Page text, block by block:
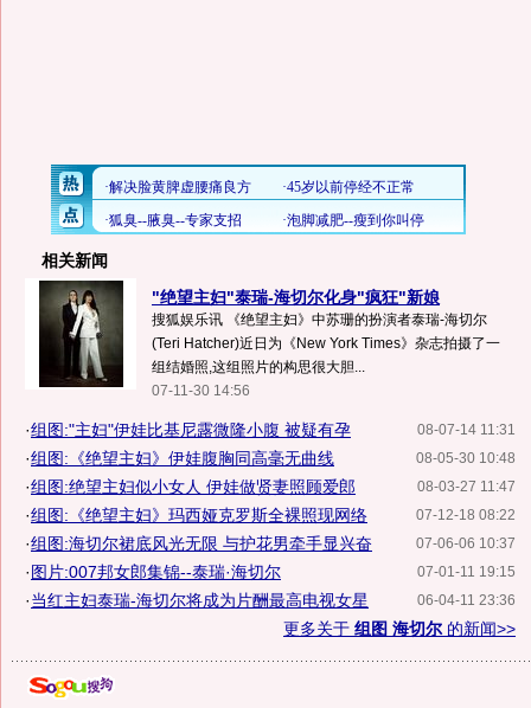
相关新闻
"绝望主妇"泰瑞-海切尔化身"疯狂"新娘
搜狐娱乐讯 《绝望主妇》中苏珊的扮演者泰瑞-海切尔
(Teri Hatcher)近日为《New York Times》杂志拍摄了一
组结婚照,这组照片的构思很大胆...
07-11-30 14:56
08-07-14 11:31
·组图:"主妇"伊娃比基尼露微隆小腹 被疑有孕
08-05-30 10:48
·组图:《绝望主妇》伊娃腹胸同高毫无曲线
08-03-27 11:47
·组图:绝望主妇似小女人 伊娃做贤妻照顾爱郎
07-12-18 08:22
·组图:《绝望主妇》玛西娅克罗斯全裸照现网络
07-06-06 10:37
·组图:海切尔裙底风光无限 与护花男牵手显兴奋
07-01-11 19:15
·图片:007邦女郎集锦--泰瑞·海切尔
06-04-11 23:36
·当红主妇泰瑞-海切尔将成为片酬最高电视女星
更多关于 组图 海切尔 的新闻>>